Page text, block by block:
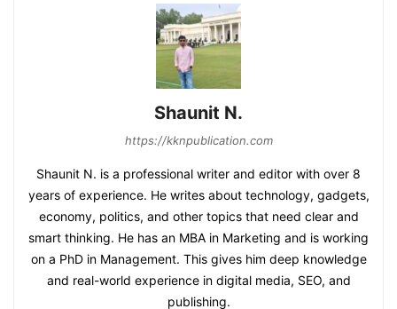
Shaunit N.
https://kknpublication.com
Shaunit N. is a professional writer and editor with over 8
years of experience. He writes about technology, gadgets,
economy, politics, and other topics that need clear and
smart thinking. He has an MBA in Marketing and is working
on a PhD in Management. This gives him deep knowledge
and real-world experience in digital media, SEO, and
publishing.